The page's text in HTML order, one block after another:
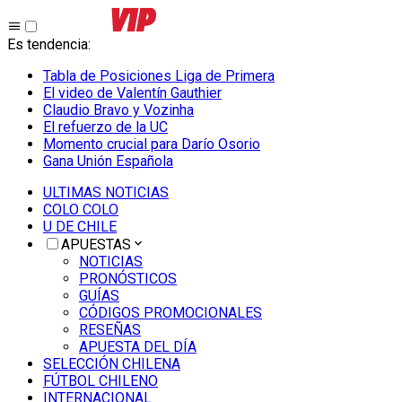
Es tendencia:
Tabla de Posiciones Liga de Primera
El video de Valentín Gauthier
Claudio Bravo y Vozinha
El refuerzo de la UC
Momento crucial para Darío Osorio
Gana Unión Española
ULTIMAS NOTICIAS
COLO COLO
U DE CHILE
APUESTAS
NOTICIAS
PRONÓSTICOS
GUÍAS
CÓDIGOS PROMOCIONALES
RESEÑAS
APUESTA DEL DÍA
SELECCIÓN CHILENA
FÚTBOL CHILENO
INTERNACIONAL